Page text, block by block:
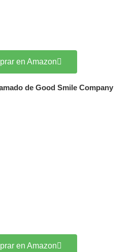
en Amazon
de Good Smile Company
en Amazon